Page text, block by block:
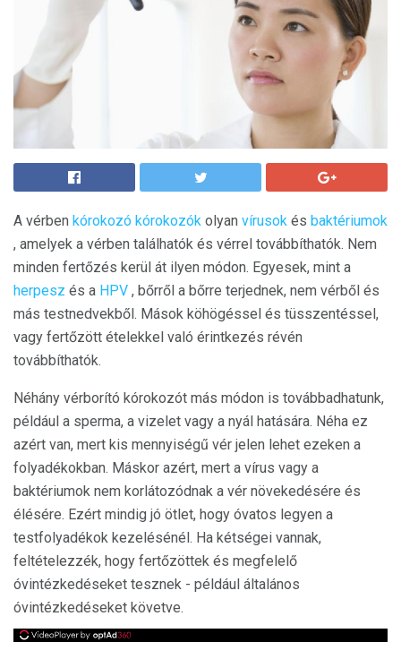
A vérben kórokozó kórokozók olyan vírusok és baktériumok
, amelyek a vérben találhatók és vérrel továbbíthatók. Nem
minden fertőzés kerül át ilyen módon. Egyesek, mint a
herpesz és a HPV , bőrről a bőrre terjednek, nem vérből és
más testnedvekből. Mások köhögéssel és tüsszentéssel,
vagy fertőzött ételekkel való érintkezés révén
továbbíthatók.
Néhány vérborító kórokozót más módon is továbbadhatunk,
például a sperma, a vizelet vagy a nyál hatására. Néha ez
azért van, mert kis mennyiségű vér jelen lehet ezeken a
folyadékokban. Máskor azért, mert a vírus vagy a
baktériumok nem korlátozódnak a vér növekedésére és
élésére. Ezért mindig jó ötlet, hogy óvatos legyen a
testfolyadékok kezelésénél. Ha kétségei vannak,
feltételezzék, hogy fertőzöttek és megfelelő
óvintézkedéseket tesznek - például általános
óvintézkedéseket követve.